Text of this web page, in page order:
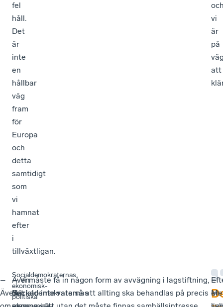
fel
håll.
Det
är
inte
en
hållbar
väg
fram
för
Europa
och
detta
samtidigt
som
vi
hamnat
efter
i
tillväxtligan.
vi
är
på
att
–
Även
Socialdemokraternas
ekonomisk-
politiska
Även
Socialdemokraternas
–
När
– Vi måste få in någon form av avvägning i lagstiftning,
det kan inte vara så att allting ska behandlas på precis en
–